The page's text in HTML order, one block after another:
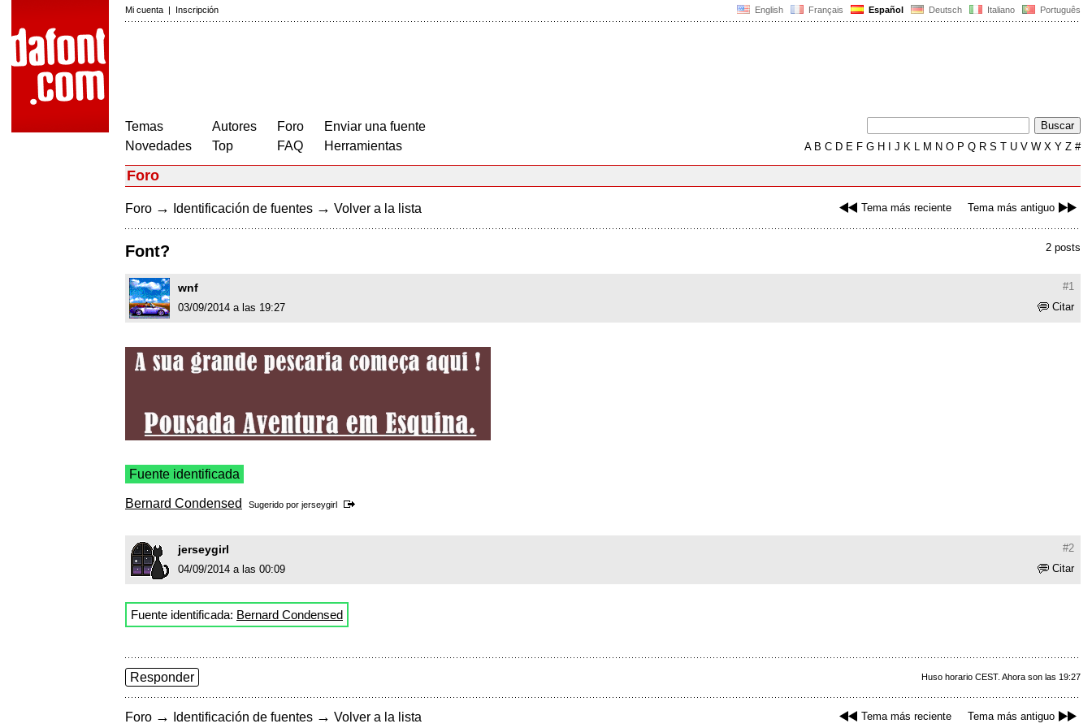
English Français Español Deutsch Italiano Português
Mi cuenta | Inscripción
Temas
Novedades
Autores
Top
Foro
FAQ
Enviar una fuente
Herramientas
AB C D E F G H J K L M N O P Q R S T U V W X Y Z #
Foro
Tema más reciente Tema más antiguo
Foro → Identificación de fuentes → Volver a la lista
2 posts
Font?
#1
wnf
Citar
03/09/2014 a las 19:27
Fuente identificada
Bernard Condensed Sugerido por jerseygirl
#2
jerseygirl
Citar
04/09/2014 a las 00:09
Fuente identificada: Bernard Condensed
Huso horario CEST. Ahora son las 19:27
Responder
Tema más reciente Tema más antiguo
Foro → Identificación de fuentes → Volver a la lista